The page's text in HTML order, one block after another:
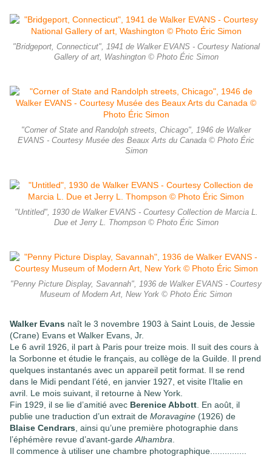
"Bridgeport, Connecticut", 1941 de Walker EVANS - Courtesy National
Gallery of art, Washington © Photo Éric Simon
"Corner of State and Randolph streets, Chicago", 1946 de Walker
EVANS - Courtesy Musée des Beaux Arts du Canada © Photo Éric
Simon
"Untitled", 1930 de Walker EVANS - Courtesy Collection de Marcia L.
Due et Jerry L. Thompson © Photo Éric Simon
"Penny Picture Display, Savannah", 1936 de Walker EVANS - Courtesy
Museum of Modern Art, New York © Photo Éric Simon
Walker Evans naît le 3 novembre 1903 à Saint Louis, de Jessie
(Crane) Evans et Walker Evans, Jr.
Le 6 avril 1926, il part à Paris pour treize mois. Il suit des cours à
la Sorbonne et étudie le français, au collège de la Guilde. Il prend
quelques instantanés avec un appareil petit format. Il se rend
dans le Midi pendant l’été, en janvier 1927, et visite l’Italie en
avril. Le mois suivant, il retourne à New York.
Fin 1929, il se lie d’amitié avec Berenice Abbott . En août, il
publie une traduction d’un extrait de Moravagine (1926) de
Blaise Cendrars , ainsi qu’une première photographie dans
l’éphémère revue d’avant-garde Alhambra
Il commence à utiliser une chambre photographique...............